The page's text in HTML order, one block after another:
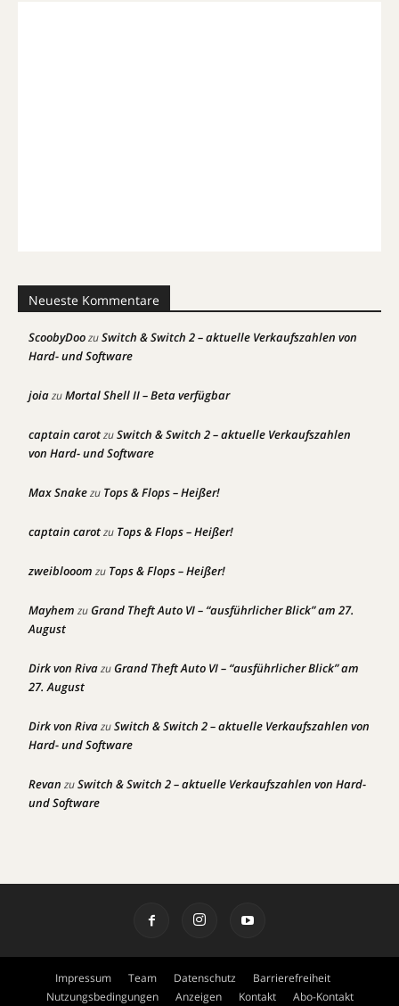
Neueste Kommentare
ScoobyDoozuSwitch & Switch 2 – aktuelle Verkaufszahlen von
Hard- und Software
joiazuMortal Shell II – Beta verfügbar
captain carotzuSwitch & Switch 2 – aktuelle Verkaufszahlen
von Hard- und Software
Max Snakezu Tops & Flops – Heißer!
captain carotzu Tops & Flops – Heißer!
zweiblooom zu Tops & Flops – Heißer!
Mayhem zuGrand Theft Auto VI – “ausführlicher Blick” am 27.
August
Dirk von RivazuGrand Theft Auto VI – “ausführlicher Blick” am
27. August
Dirk von RivazuSwitch & Switch 2 – aktuelle Verkaufszahlen von
Hard- und Software
Revan zuSwitch & Switch 2 – aktuelle Verkaufszahlen von Hard-
und Software
Impressum Team Datenschutz
Barrierefreiheit
Nutzungsbedingungen
Anzeigen Kontakt Abo-Kontakt